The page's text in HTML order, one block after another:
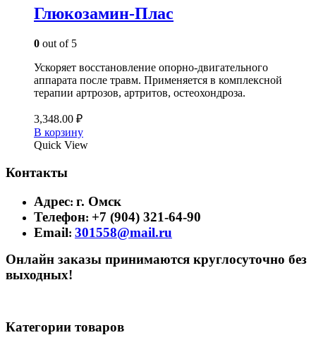
Глюкозамин-Плас
0 out of 5
Ускоряет восстановление опорно-двигательного
аппарата после травм. Применяется в комплексной
терапии артрозов, артритов, остеохондроза.
3,348.00 ₽
В корзину
Quick View
Контакты
Адрес: г. Омск
Телефон: +7 (904) 321-64-90
Email: 301558@mail.ru
Онлайн заказы принимаются круглосуточно без
выходных!
Категории товаров